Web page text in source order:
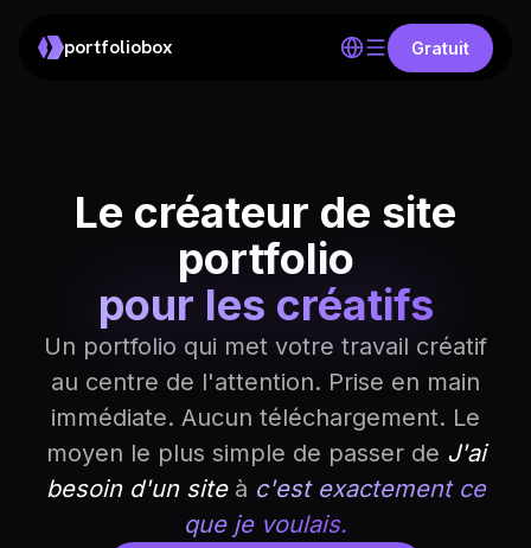
portfoliobox Gratuit
Le créateur de site
portfolio
pour les créatifs
Un portfolio qui met votre travail créatif
au centre de l'attention. Prise en main
immédiate. Aucun téléchargement. Le
moyen le plus simple de passer de J'ai
besoin d'un site à c'est exactement ce
que je voulais.